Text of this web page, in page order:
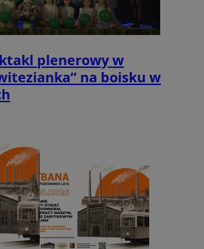
plenerowy w
na boisku w